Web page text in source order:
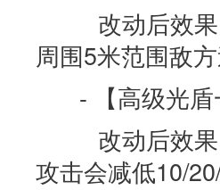
改动后效果
周围5米范围敌
- 【高级光盾
改动后效果
攻击会减低10/